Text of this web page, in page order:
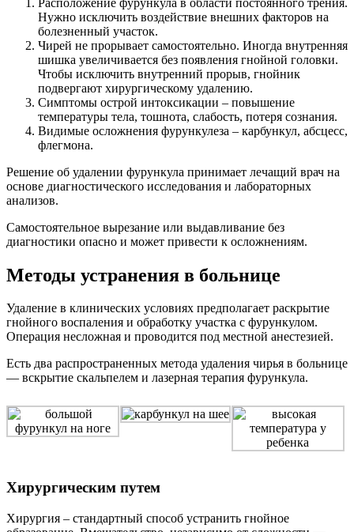
Нужно исключить воздействие внешних факторов на
болезненный участок.
Чирей не прорывает самостоятельно. Иногда внутренняя
шишка увеличивается без появления гнойной головки.
Чтобы исключить внутренний прорыв, гнойник
подвергают хирургическому удалению.
Симптомы острой интоксикации – повышение
температуры тела, тошнота, слабость, потеря сознания.
Видимые осложнения фурункулеза – карбункул, абсцесс,
флегмона.
Решение об удалении фурункула принимает лечащий врач на
основе диагностического исследования и лабораторных
анализов.
Самостоятельное вырезание или выдавливание без
диагностики опасно и может привести к осложнениям.
Методы устранения в больнице
Удаление в клинических условиях предполагает раскрытие
гнойного воспаления и обработку участка с фурункулом.
Операция несложная и проводится под местной анестезией.
Есть два распространенных метода удаления чирья в больнице
— вскрытие скальпелем и лазерная терапия фурункула.
Хирургическим путем
Хирургия – стандартный способ устранить гнойное